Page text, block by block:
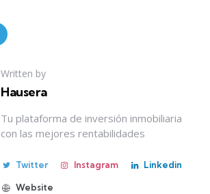
Written by
Hausera
Tu plataforma de inversión inmobiliaria
con las mejores rentabilidades
Twitter Instagram Linkedin
Website